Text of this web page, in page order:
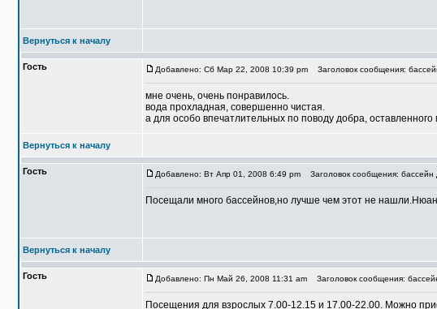
Вернуться к началу
Гость Добавлено: Сб Мар 22, 2008 10:39 pm Заголовок сообщения:
мне очень, очень понравилось.
вода прохладная, совершенно чистая.
а для особо впечатлительных по поводу добра,
Вернуться к началу
Гость Добавлено: Вт Апр 01, 2008 6:49 pm Заголовок сообщения:
Посещали много бассейнов,но лучше чем этот не
Вернуться к началу
Гость Добавлено: Пн Май 26, 2008 11:31 am Заголовок сообщения:
Посещения для взрослых 7.00-12.15 и 17.00-22.00. Можно